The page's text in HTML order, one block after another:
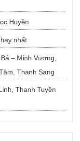
Huyền
nhất
– Minh Vương,
Thanh Sang
Thanh Tuyền